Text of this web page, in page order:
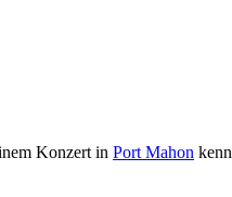
Konzert in Port Mahon